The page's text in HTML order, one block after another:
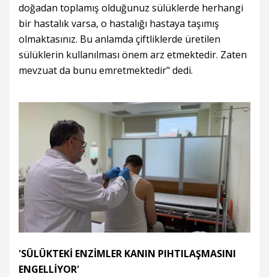
doğadan toplamış olduğunuz sülüklerde herhangi
bir hastalık varsa, o hastalığı hastaya taşımış
olmaktasınız. Bu anlamda çiftliklerde üretilen
sülüklerin kullanılması önem arz etmektedir. Zaten
mevzuat da bunu emretmektedir" dedi.
'SÜLÜKTEKİ ENZİMLER KANIN PIHTILAŞMASINI
ENGELLİYOR'